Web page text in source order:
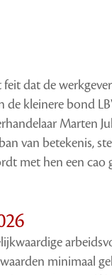
dat de
kleinere bond
Marten
van betekenis,
met hen een cao
minimaal